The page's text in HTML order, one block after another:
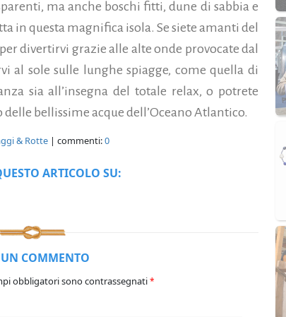
ma anche boschi fitti, dune di sabbia e
in questa magnifica isola. Se siete amanti del
divertirvi grazie alle alte onde provocate dal
al sole sulle lunghe spiagge, come quella di
sia all’insegna del totale relax, o potrete
bellissime acque dell’Oceano Atlantico.
& Rotte | commenti:0
ARTICOLO SU:
COMMENTO
obbligatori sono contrassegnati*